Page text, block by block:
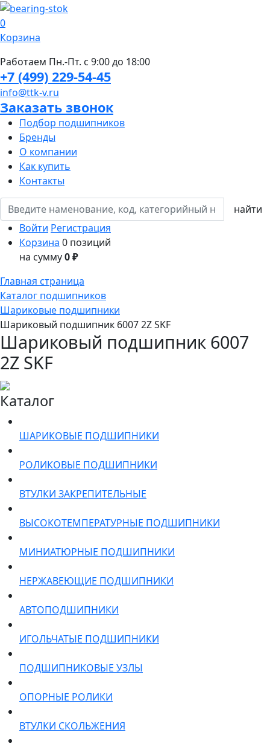
0
Корзина
Работаем Пн.-Пт. с 9:00 до 18:00
+7 (499) 229-54-45
info@ttk-v.ru
Заказать звонок
Подбор подшипников
Бренды
О компании
Как купить
Контакты
Войти Регистрация
Корзина 0 позиций
на сумму0 ₽
Главная страница
Каталог подшипников
Шариковые подшипники
Шариковый подшипник 6007 2Z SKF
Шариковый подшипник 6007
2Z SKF
Каталог
ШАРИКОВЫЕ ПОДШИПНИКИ
РОЛИКОВЫЕ ПОДШИПНИКИ
ВТУЛКИ ЗАКРЕПИТЕЛЬНЫЕ
ВЫСОКОТЕМПЕРАТУРНЫЕ ПОДШИПНИКИ
МИНИАТЮРНЫЕ ПОДШИПНИКИ
НЕРЖАВЕЮЩИЕ ПОДШИПНИКИ
АВТОПОДШИПНИКИ
ИГОЛЬЧАТЫЕ ПОДШИПНИКИ
ПОДШИПНИКОВЫЕ УЗЛЫ
ОПОРНЫЕ РОЛИКИ
ВТУЛКИ СКОЛЬЖЕНИЯ